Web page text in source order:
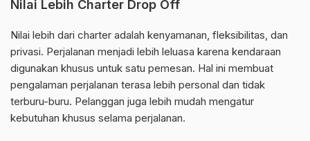
Nilai Lebih Charter Drop Off
Nilai lebih dari charter adalah kenyamanan, fleksibilitas, dan
privasi. Perjalanan menjadi lebih leluasa karena kendaraan
digunakan khusus untuk satu pemesan. Hal ini membuat
pengalaman perjalanan terasa lebih personal dan tidak
terburu-buru. Pelanggan juga lebih mudah mengatur
kebutuhan khusus selama perjalanan.